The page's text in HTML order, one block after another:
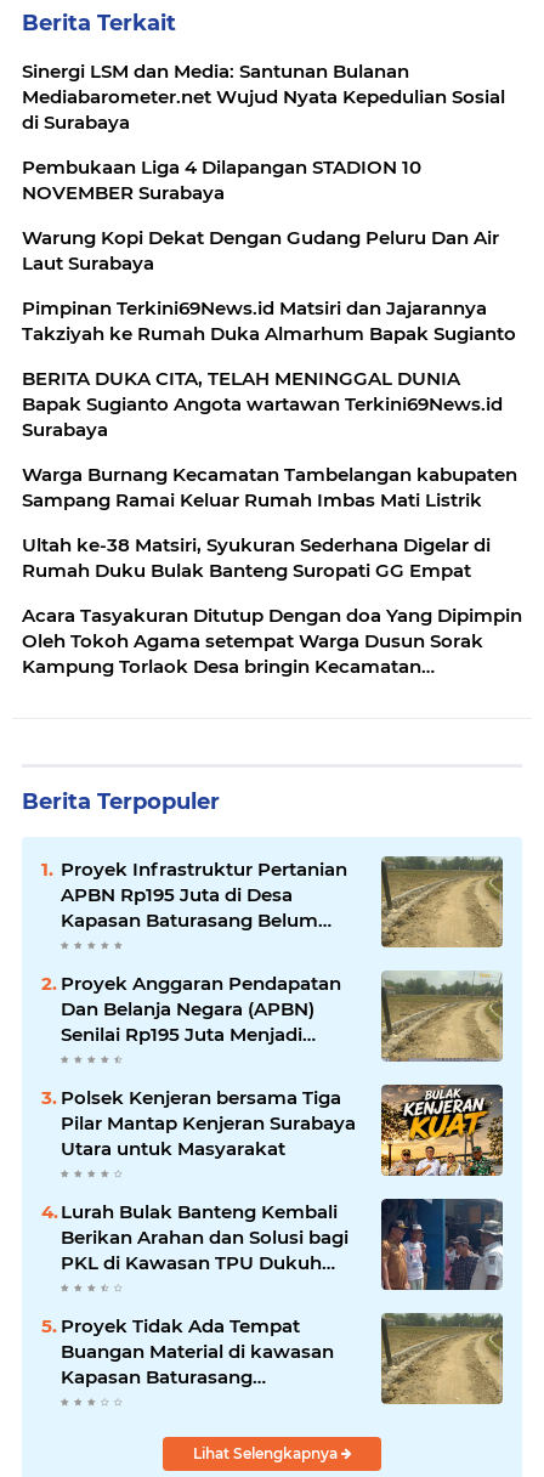
Berita Terkait
Sinergi LSM dan Media: Santunan Bulanan
Mediabarometer.net Wujud Nyata Kepedulian Sosial
di Surabaya
Pembukaan Liga 4 Dilapangan STADION 10
NOVEMBER Surabaya
Warung Kopi Dekat Dengan Gudang Peluru Dan Air
Laut Surabaya
Pimpinan Terkini69News.id Matsiri dan Jajarannya
Takziyah ke Rumah Duka Almarhum Bapak Sugianto
BERITA DUKA CITA, TELAH MENINGGAL DUNIA
Bapak Sugianto Angota wartawan Terkini69News.id
Surabaya
Warga Burnang Kecamatan Tambelangan kabupaten
Sampang Ramai Keluar Rumah Imbas Mati Listrik
Ultah ke-38 Matsiri, Syukuran Sederhana Digelar di
Rumah Duku Bulak Banteng Suropati GG Empat
Acara Tasyakuran Ditutup Dengan doa Yang Dipimpin
Oleh Tokoh Agama setempat Warga Dusun Sorak
Kampung Torlaok Desa bringin Kecamatan
Berita Terpopuler
Proyek Infrastruktur Pertanian
APBN Rp195 Juta di Desa
Kapasan Baturasang Belum
Temui Titik Terang, Warga Minta
Pemkab Sampang Bertindak
Proyek Anggaran Pendapatan
Dan Belanja Negara (APBN)
Senilai Rp195 Juta Menjadi
Amburadul
Polsek Kenjeran bersama Tiga
Pilar Mantap Kenjeran Surabaya
Utara untuk Masyarakat
Lurah Bulak Banteng Kembali
Berikan Arahan dan Solusi bagi
PKL di Kawasan TPU Dukuh
Bulak Banteng Surabaya
Proyek Tidak Ada Tempat
Buangan Material di kawasan
Kapasan Baturasang
Dikeluhkan Warga, Material
MembahayakanLihat Selengkapnya